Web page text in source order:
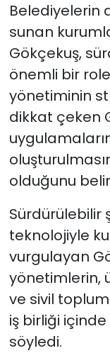
Belediyelerin
sunan
Gökçekuş,
önemli bir
yönetiminin
dikkat çeken
olduğunu
Sürdürülebilir
teknolojiyle
vurgulayan
yönetimlerin,
ve sivil
iş birliği
söyledi.